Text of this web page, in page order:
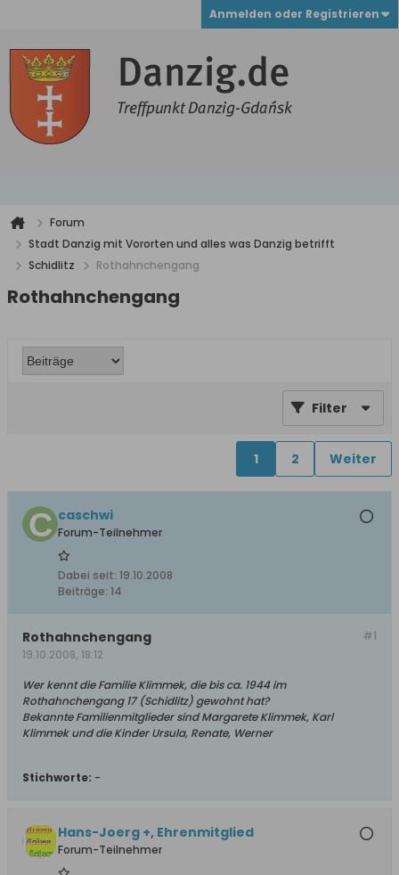
Anmelden oder Registrieren
Forum
Stadt Danzig mit Vororten und alles was Danzig betrifft
Schidlitz
Rothahnchengang
Rothahnchengang
Filter
1 2 Weiter
caschwi
Forum-Teilnehmer
Dabei seit: 19.10.2008
Beiträge: 14
#1
Rothahnchengang
19.10.2008, 18:12
Wer kennt die Familie Klimmek, die bis ca. 1944 im
Rothahnchengang 17 (Schidlitz) gewohnt hat?
Bekannte Familienmitglieder sind Margarete Klimmek, Karl
Klimmek und die Kinder Ursula, Renate, Werner
Stichworte: -
Hans-Joerg +, Ehrenmitglied
Forum-Teilnehmer